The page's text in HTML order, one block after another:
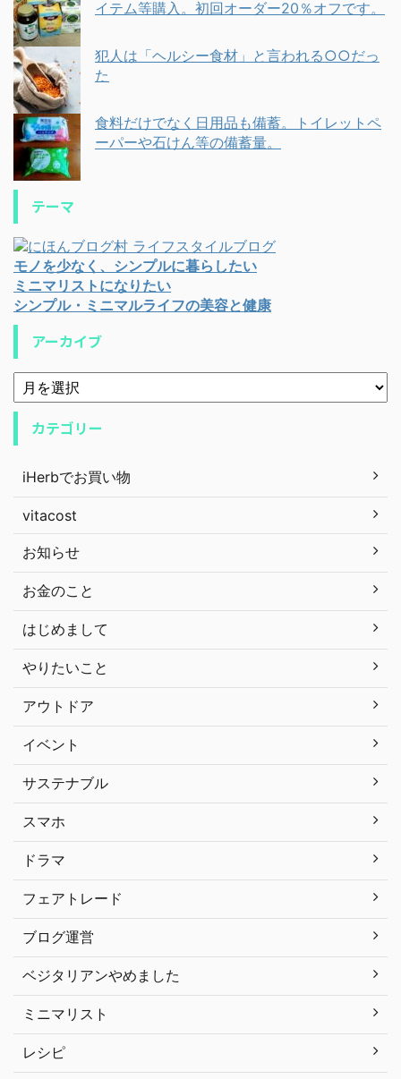
イテム等購入。初回オーダー20％オフです。
犯人は「ヘルシー食材」と言われる○○だっ
た
食料だけでなく日用品も備蓄。トイレットペ
ーパーや石けん等の備蓄量。
テーマ
モノを少なく、シンプルに暮らしたい
ミニマリストになりたい
シンプル・ミニマルライフの美容と健康
アーカイブ
カテゴリー
iHerbでお買い物
vitacost
お知らせ
お金のこと
はじめまして
やりたいこと
アウトドア
イベント
サステナブル
スマホ
ドラマ
フェアトレード
ブログ運営
ベジタリアンやめました
ミニマリスト
レシピ